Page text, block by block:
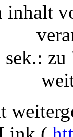
inhalt
sek.: zu